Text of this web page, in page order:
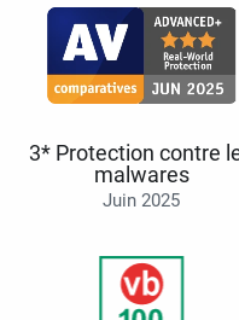
3* Protection contre
malwares
Juin 2025